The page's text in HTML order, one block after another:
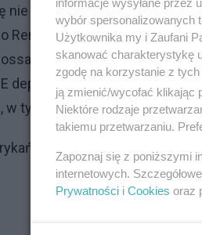
zamknęły. Nadal trwają
Renee Nicole Good w
Ale drzwi szybko się
deportowało ponad 300 000
w tym czterech zabójstwach.
gestapo.
wybór spersonalizowanych
Użytkownika my i Zaufani
skanować charakterystykę
zgodę na korzystanie z
ją zmienić/wycofać klikając
Niektóre rodzaje
takiemu przetwarzaniu.
Zapoznaj się z poniższymi
internetowych.
Prywatności i Cookies oraz